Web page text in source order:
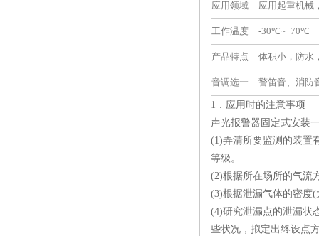
应用领域 应用起重机械
工作温度 -30℃~+70℃
产品特点 体积小，防水
音调选一 警笛音、消防
1．应用时的注意事项
声光报警器固定式安装
(1)弄清所要监测的装置
等级。
(2)根据所在场所的气流
(3)根据泄漏气体的密度
(4)研究泄漏点的泄漏状
些状况，拟定出终设点